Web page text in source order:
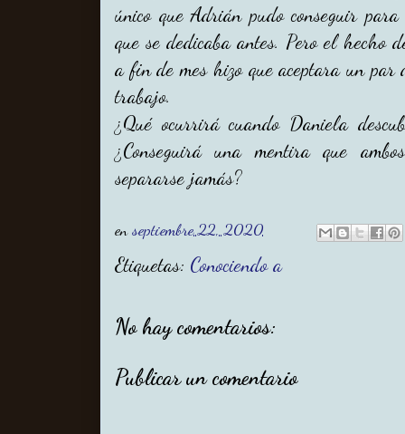
único que Adrián pudo conseguir
que se dedicaba antes. Pero el hecho
a fin de mes hizo que aceptara un par
trabajo.
¿Qué ocurrirá cuando Daniela
¿Conseguirá una mentira que
separarse jamás?
enseptiembre 22, 2020
Etiquetas: Conociendo a
No hay comentarios:
Publicar un comentario